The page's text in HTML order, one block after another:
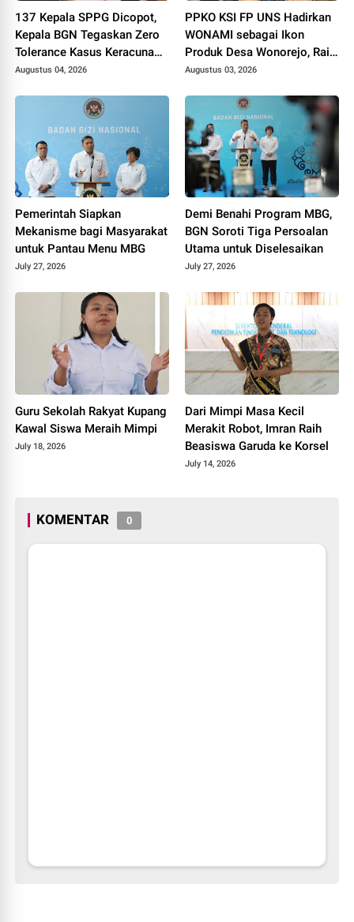
137 Kepala SPPG Dicopot,
Kepala BGN Tegaskan Zero
Tolerance Kasus Keracunan
MBG
Augustus 04, 2026
PPKO KSI FP UNS Hadirkan
WONAMI sebagai Ikon
Produk Desa Wonorejo, Raih
Tiga Penghargaan di
Augustus 03, 2026
Pemerintah Siapkan
Mekanisme bagi Masyarakat
untuk Pantau Menu MBG
July 27, 2026
Demi Benahi Program MBG,
BGN Soroti Tiga Persoalan
Utama untuk Diselesaikan
July 27, 2026
Guru Sekolah Rakyat Kupang
Kawal Siswa Meraih Mimpi
July 18, 2026
Dari Mimpi Masa Kecil
Merakit Robot, Imran Raih
Beasiswa Garuda ke Korsel
July 14, 2026
KOMENTAR 0